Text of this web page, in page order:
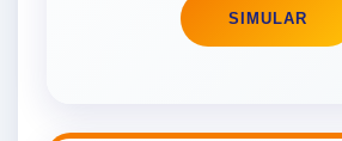
SIMULAR